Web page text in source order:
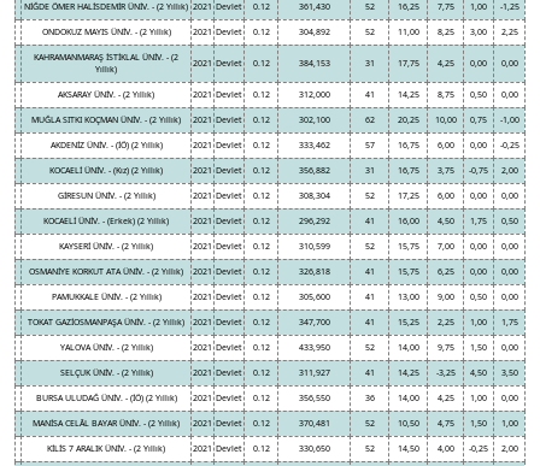
NİĞDE ÖMER HALİSDEMİR ÜNİV. - (2 Yıllık) 2021 Devlet 0.12 361,430 52 16,25 7,75 1,00 -1,25
ONDOKUZ MAYIS ÜNİV. - (2 Yıllık) 2021 Devlet 0.12 304,892 52 11,00 8,25 3,00 2,25
KAHRAMANMARAŞ İSTİKLAL ÜNİV. - (2
Yıllık)
2021 Devlet 0.12 384,153 31 17,75 4,25 0,00 0,00
AKSARAY ÜNİV. - (2 Yıllık) 2021 Devlet 0.12 312,000 41 14,25 8,75 0,50 0,00
MUĞLA SITKI KOÇMAN ÜNİV. - (2 Yıllık) 2021 Devlet 0.12 302,100 62 20,25 10,00 0,75 -1,00
AKDENİZ ÜNİV. - (İÖ) (2 Yıllık) 2021 Devlet 0.12 333,462 57 16,75 6,00 0,00 -0,25
KOCAELİ ÜNİV. - (Kız) (2 Yıllık) 2021 Devlet 0.12 356,882 31 16,75 3,75 -0,75 2,00
GİRESUN ÜNİV. - (2 Yıllık) 2021 Devlet 0.12 308,304 52 17,25 6,00 0,00 0,00
KOCAELİ ÜNİV. - (Erkek) (2 Yıllık) 2021 Devlet 0.12 296,292 41 16,00 4,50 1,75 0,50
KAYSERİ ÜNİV. - (2 Yıllık) 2021 Devlet 0.12 310,599 52 15,75 7,00 0,00 0,00
OSMANİYE KORKUT ATA ÜNİV. - (2 Yıllık) 2021 Devlet 0.12 326,818 41 15,75 6,25 0,00 0,00
PAMUKKALE ÜNİV. - (2 Yıllık) 2021 Devlet 0.12 305,600 41 13,00 9,00 0,50 0,00
TOKAT GAZİOSMANPAŞA ÜNİV. - (2 Yıllık) 2021 Devlet 0.12 347,700 41 15,25 2,25 1,00 1,75
YALOVA ÜNİV. - (2 Yıllık) 2021 Devlet 0.12 433,950 52 14,00 9,75 1,50 0,00
SELÇUK ÜNİV. - (2 Yıllık) 2021 Devlet 0.12 311,927 41 14,25 -3,25 4,50 3,50
BURSA ULUDAĞ ÜNİV. - (İÖ) (2 Yıllık) 2021 Devlet 0.12 356,550 36 14,00 4,25 1,00 0,00
MANİSA CELÂL BAYAR ÜNİV. - (2 Yıllık) 2021 Devlet 0.12 370,481 52 10,50 4,75 1,50 1,00
KİLİS 7 ARALIK ÜNİV. - (2 Yıllık) 2021 Devlet 0.12 330,650 52 14,50 4,00 -0,25 2,00